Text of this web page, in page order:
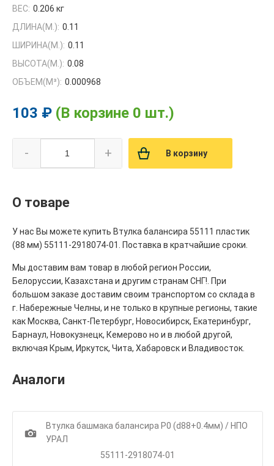
ВЕС: 0.206 кг
ДЛИНА(М.): 0.11
ШИРИНА(М.): 0.11
ВЫСОТА(М.): 0.08
ОБЪЕМ(M³): 0.000968
103 ₽ (В корзине 0 шт.)
- + В корзину
О товаре
У нас Вы можете купить Втулка балансира 55111 пластик
(88 мм) 55111-2918074-01. Поставка в кратчайшие сроки.
Мы доставим вам товар в любой регион России,
Белоруссии, Казахстана и другим странам СНГ!. При
большом заказе доставим своим транспортом со склада в
г. Набережные Челны, и не только в крупные регионы, такие
как Москва, Санкт-Петербург, Новосибирск, Екатеринбург,
Барнаул, Новокузнецк, Кемерово но и в любой другой,
включая Крым, Иркутск, Чита, Хабаровск и Владивосток.
Аналоги
1
Втулка башмака балансира Р0 (d88+0.4мм) / НПО
УРАЛ
55111-2918074-01